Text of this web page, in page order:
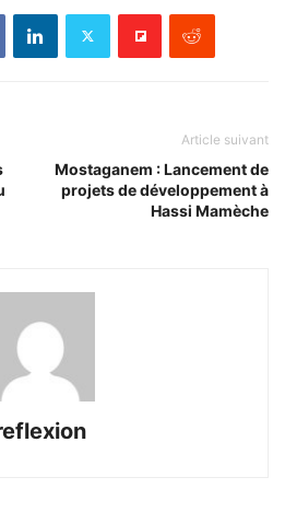
Article suivant
Mostaganem : Lancement de
projets de développement à
Hassi Mamèche